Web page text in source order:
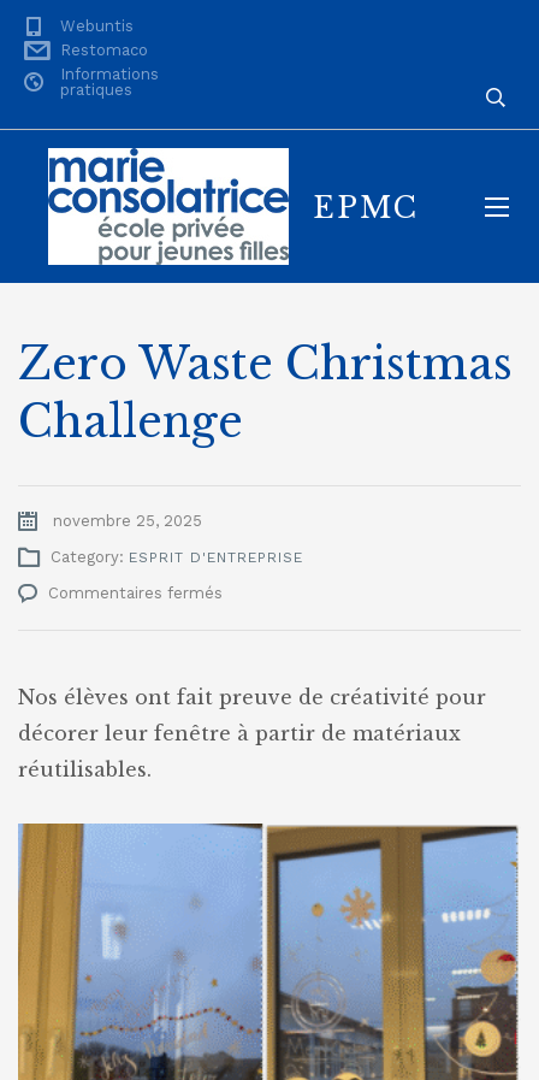
Webuntis
Restomaco
Informations
pratiques
EPMC
Zero Waste Christmas
Challenge
novembre 25, 2025
Category: ESPRIT D'ENTREPRISE
Commentaires fermés
Nos élèves ont fait preuve de créativité pour
décorer leur fenêtre à partir de matériaux
réutilisables.